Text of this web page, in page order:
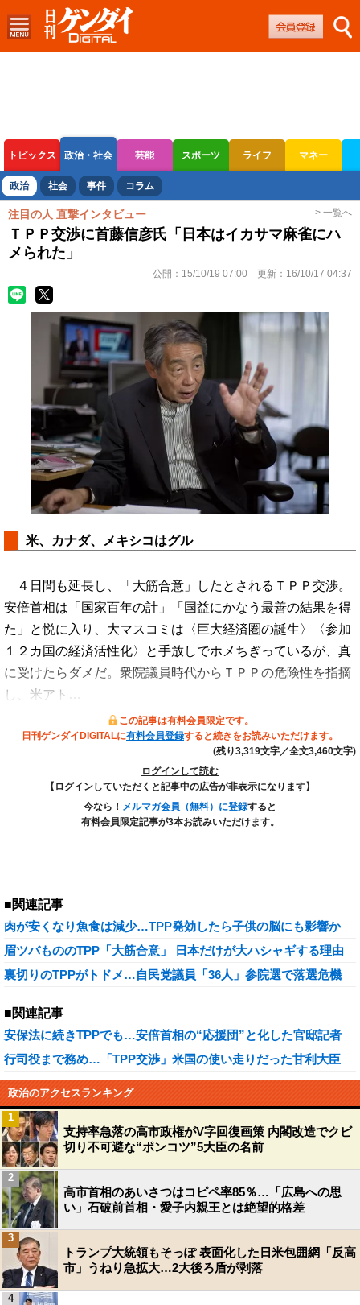
トピックス 政治・社会 芸能 スポーツ ライフ マネー
ボートレース 競輪 オートレース
政治 社会 事件 コラム
注目の人 直撃インタビュー > 一覧へ
ＴＰＰ交渉に首藤信彦氏「日本はイカサマ麻雀にハ
メられた」
公開： 15/10/19 07:00 更新： 16/10/17 04:37
米、カナダ、メキシコはグル
４日間も延長し、「大筋合意」したとされるＴＰＰ交渉。
安倍首相は「国家百年の計」「国益にかなう最善の結果を得
た」と悦に入り、大マスコミは〈巨大経済圏の誕生〉〈参加
１２カ国の経済活性化〉と手放しでホメちぎっているが、真
に受けたらダメだ。衆院議員時代からＴＰＰの危険性を指摘
し、米アト…
この記事は有料会員限定です。
日刊ゲンダイDIGITALに有料会員登録すると続きをお読みいただけます。
(残り3,319文字／全文3,460文字)
ログインして読む
【ログインしていただくと記事中の広告が非表示になります】
今なら！ メルマガ会員（無料）に登録すると
有料会員限定記事が3本お読みいただけます。
■関連記事
肉が安くなり魚食は減少…TPP発効したら子供の脳にも影響か
眉ツバもののTPP「大筋合意」 日本だけが大ハシャギする理由
裏切りのTPPがトドメ…自民党議員「36人」参院選で落選危機
■関連記事
安保法に続きTPPでも…安倍首相の“応援団”と化した官邸記者
行司役まで務め…「TPP交渉」米国の使い走りだった甘利大臣
政治のアクセスランキング
支持率急落の高市政権がV字回復画策 内閣改造でクビ
切り不可避な“ポンコツ”5大臣の名前
1
高市首相のあいさつはコピペ率85％…「広島への思
い」石破前首相・愛子内親王とは絶望的格差
2
トランプ大統領もそっぽ 表面化した日米包囲網「反高
市」うねり急拡大…2大後ろ盾が剥落
3
4